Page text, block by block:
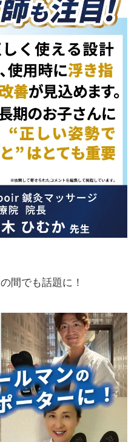
の間でも話題に！